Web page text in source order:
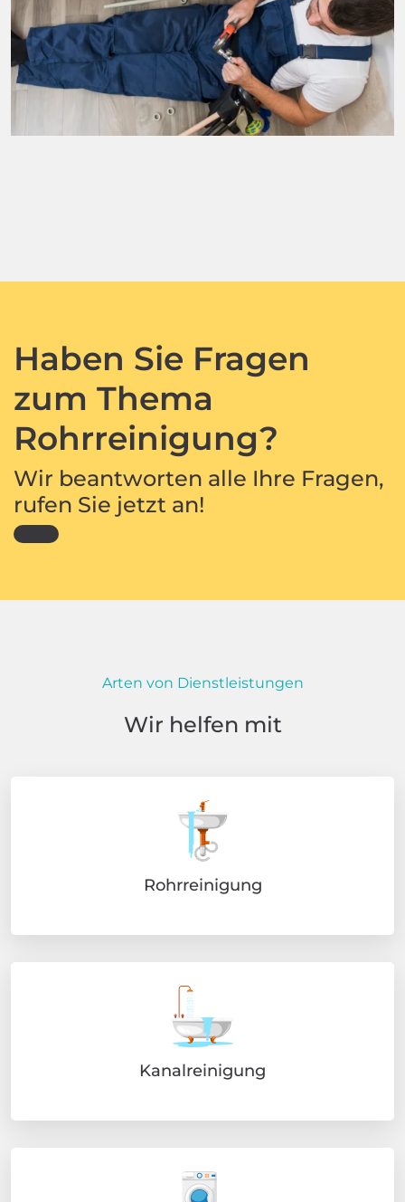
Haben Sie Fragen
zum Thema
Rohrreinigung?
Wir beantworten alle Ihre Fragen,
rufen Sie jetzt an!
Arten von Dienstleistungen
Wir helfen mit
Rohrreinigung
Kanalreinigung